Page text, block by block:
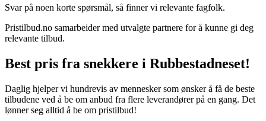
Svar på noen korte spørsmål, så finner vi relevante fagfolk.
Pristilbud.no samarbeider med utvalgte partnere for å kunne gi deg
relevante tilbud.
Best pris fra snekkere i Rubbestadneset!
Daglig hjelper vi hundrevis av mennesker som ønsker å få de beste
tilbudene ved å be om anbud fra flere leverandører på en gang. Det
lønner seg alltid å be om pristilbud!